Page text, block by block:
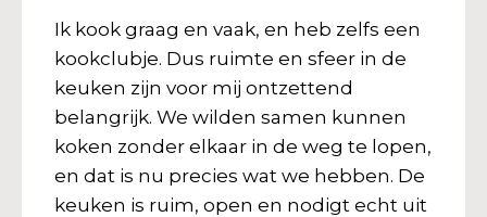
Ik kook graag en vaak, en heb zelfs een
kookclubje. Dus ruimte en sfeer in de
keuken zijn voor mij ontzettend
belangrijk. We wilden samen kunnen
koken zonder elkaar in de weg te lopen,
en dat is nu precies wat we hebben. De
keuken is ruim, open en nodigt echt uit